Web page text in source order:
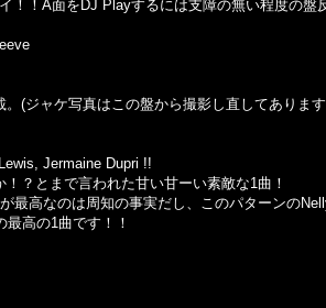
イ！！A面をDJ Playするには支障の無い程度の
(ジャケ写真はこの盤から撮影し直してありま
Jermaine Dupri !!
！？とまで言われた甘い甘ーい素敵な1曲！
最高なのは周知の事実だし、このパターンの
高の1曲です！！